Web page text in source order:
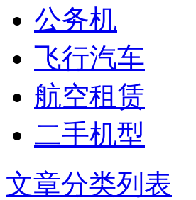
公务机
飞行汽车
航空租赁
二手机型
文章分类列表